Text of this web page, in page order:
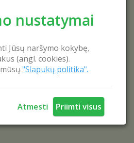
nustatymai
Jūsų naršymo kokybę,
(angl. cookies).
"Slapukų politika".
Atmesti Priimti visus